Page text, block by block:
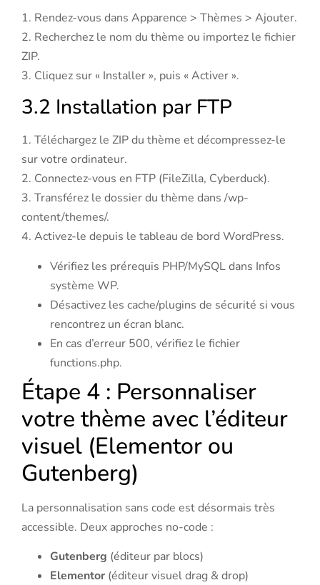
1. Rendez-vous dans Apparence > Thèmes > Ajouter.
2. Recherchez le nom du thème ou importez le fichier
ZIP.
3. Cliquez sur « Installer », puis « Activer ».
3.2 Installation par FTP
1. Téléchargez le ZIP du thème et décompressez-le
sur votre ordinateur.
2. Connectez-vous en FTP (FileZilla, Cyberduck).
3. Transférez le dossier du thème dans /wp-
content/themes/.
4. Activez-le depuis le tableau de bord WordPress.
Vérifiez les prérequis PHP/MySQL dans Infos
système WP.
Désactivez les cache/plugins de sécurité si vous
rencontrez un écran blanc.
En cas d’erreur 500, vérifiez le fichier
functions.php.
Étape 4 : Personnaliser
votre thème avec l’éditeur
visuel (Elementor ou
Gutenberg)
La personnalisation sans code est désormais très
accessible. Deux approches no-code :
Gutenberg (éditeur par blocs)
Elementor (éditeur visuel drag & drop)